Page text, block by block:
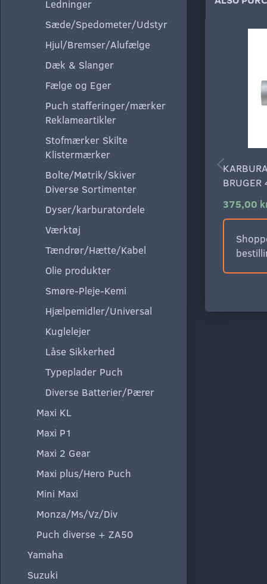
Ledninger
Sæde/Spedometer/Udstyr
Hjul/Bremser/Alufælge
Dæk & Slanger
Fælge og Eger
Puch stafferinger/mærker
Reklameartikler
Stofmærker Skilte
Klistermærker
Bolte/Møtrik/Skiver
Diverse Sortimenter
Dyser/karburatordele
Værktøj
Tændrør/Hætte/Kabel
Olie produkter
Smøre-Pleje-Kemi
Hjælpemidler/Universal
Kuglelejer
Låse Sikkerhed
Typeplader Puch
Diverse Batterier/Pærer
Maxi KL
Maxi P1
Maxi 2 Gear
Maxi plus/Hero Puch
Mini Maxi
Monza/Ms/Vz/Div
Puch diverse + ZA50
Yamaha
Suzuki
BRUGER
375,00